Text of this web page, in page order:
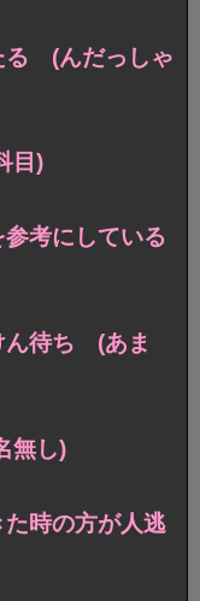
る (んだっしゃ
目)
考にしている
ん待ち (あま
無し)
時の方が人逃